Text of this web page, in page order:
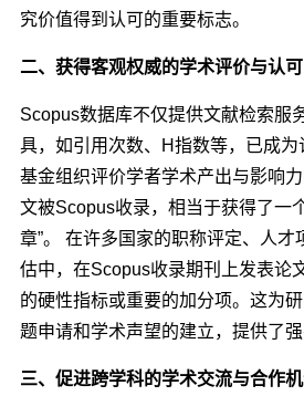
究价值得到认可的重要标志。
二、获得客观权威的学术评价与认可
Scopus数据库不仅提供文献检索服
具，如引用次数、H指数等，已成
基金组织评价学者学术产出与影响
文被Scopus收录，相当于获得了一
章”。 在许多国家的职称评定、人才
估中，在Scopus收录期刊上发表论
的硬性指标或重要的加分项。这为
题申请和学术声望的建立，提供了强
三、促进跨学科的学术交流与合作